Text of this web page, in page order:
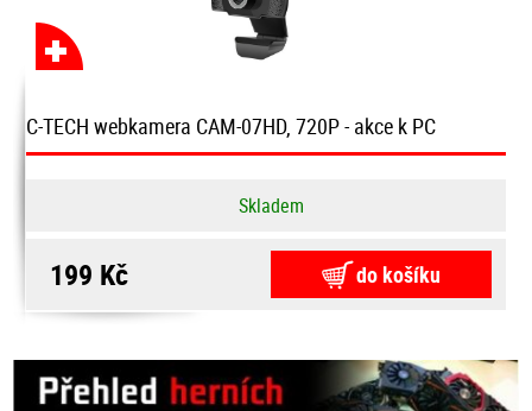
C-TECH webkamera CAM-07HD, 720P - akce k PC
Skladem
199 Kč do košíku